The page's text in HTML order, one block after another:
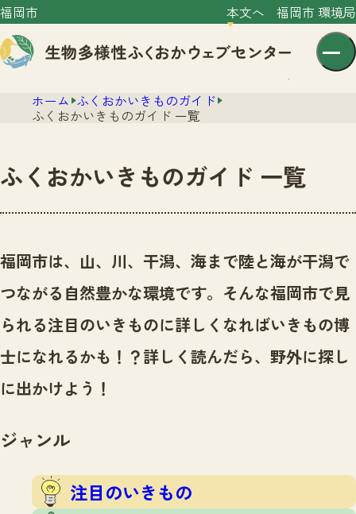
福岡市 本文へ 福岡市 環境局
センター紹介
センター紹介TOP
サイトポリシー
プライバシーポリシー
ニュースTOP
市の取組み
いきものガイド
いきものガイドTOP
注目のいきもの
生物多様性のめぐみ
保全アクション
イベント
いきもの調査隊
調査レポート
調査結果
ふくおかいきものマップ
マッチング
マッチングTOP
お問合せ
ホーム ふくおかいきものガイド
ふくおかいきものガイド 一覧
ふくおかいきものガイド 一覧
福岡市は、山、川、干潟、海まで陸と海が干潟で
つながる自然豊かな環境です。 そんな福岡市で見
られる注目のいきものに詳しくなればいきもの博
士になれるかも！？詳しく読んだら、野外に探し
に出かけよう！
ジャンル
注目のいきもの